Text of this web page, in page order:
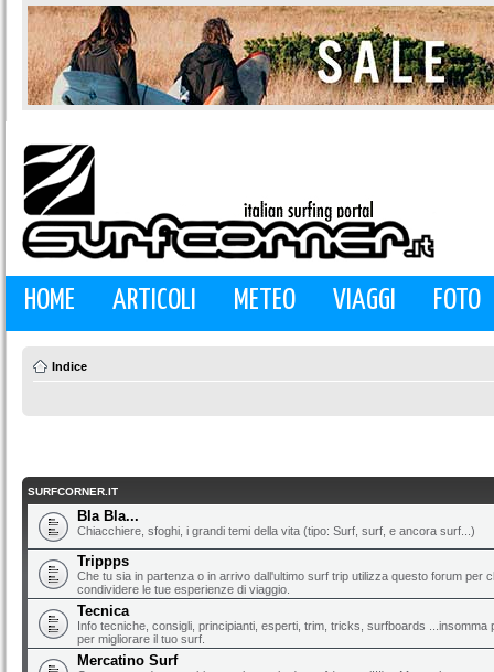
HOME ARTICOLI METEO VIAGGI FOTO
Indice
SURFCORNER.IT
Bla Bla...
Chiacchiere, sfoghi, i grandi temi della vita (tipo: Surf, surf, e ancora surf...)
Trippps
Che tu sia in partenza o in arrivo dall'ultimo surf trip utilizza questo forum per
condividere le tue esperienze di viaggio.
Tecnica
Info tecniche, consigli, principianti, esperti, trim, tricks, surfboards ...insomma
per migliorare il tuo surf.
Mercatino Surf